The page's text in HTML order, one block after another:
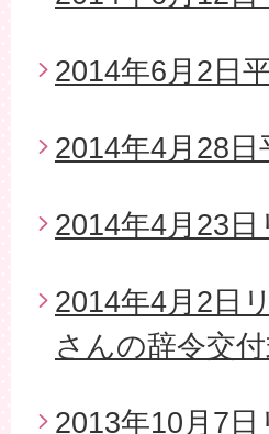
2014年6月2日
2014年4月28
2014年4月23
2014年4月2日
さんの辞令交
2013年10月7